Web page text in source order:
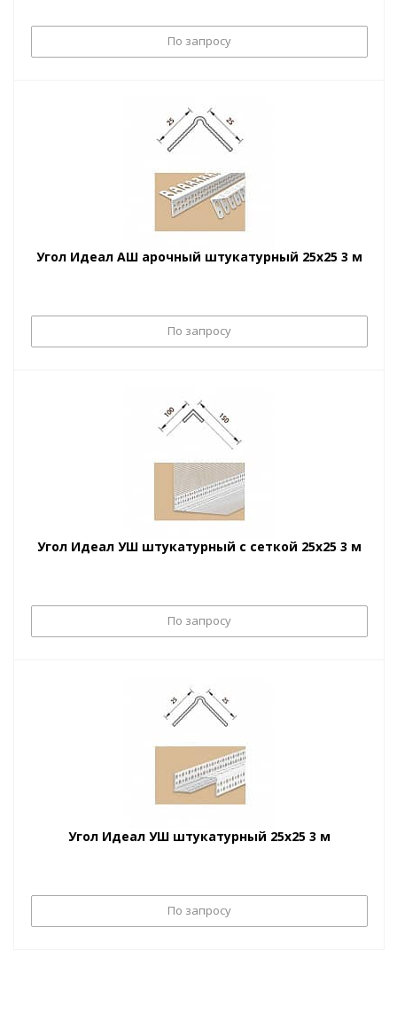
По запросу
Угол Идеал АШ арочный штукатурный 25х25 3 м
По запросу
Угол Идеал УШ штукатурный с сеткой 25х25 3 м
По запросу
Угол Идеал УШ штукатурный 25х25 3 м
По запросу